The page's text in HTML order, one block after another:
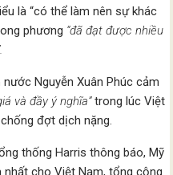
là “có thể làm nên sự khác
phương “đã đạt được nhiều
Nguyễn Xuân Phúc cảm
và đầy ý nghĩa”trong lúc Việt
đợt dịch nặng.
thống Harris thông báo, Mỹ
cho Việt Nam, tổng cộng